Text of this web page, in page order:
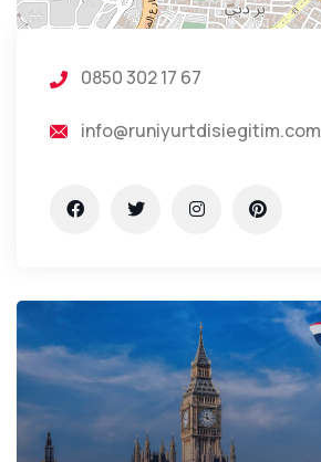
0850 302 17 67
info@runiyurtdisiegitim.com